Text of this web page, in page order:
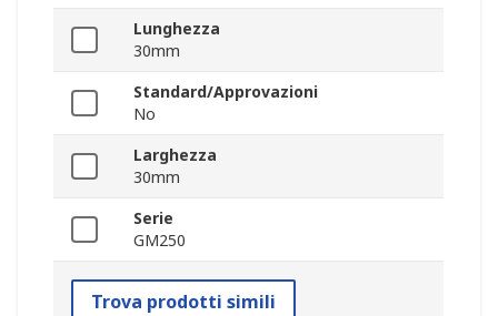
Lunghezza
30mm
Standard/Approvazioni
No
Larghezza
30mm
Serie
GM250
Trova prodotti simili